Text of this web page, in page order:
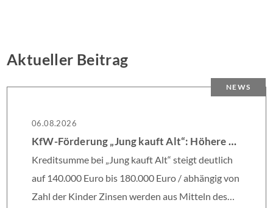
Aktueller Beitrag
NEWS
06.08.2026
KfW-Förderung „Jung kauft Alt“: Höhere Kredite ab August 2026
Kreditsumme bei „Jung kauft Alt“ steigt deutlich
auf 140.000 Euro bis 180.000 Euro / abhängig von
Zahl der Kinder Zinsen werden aus Mitteln des